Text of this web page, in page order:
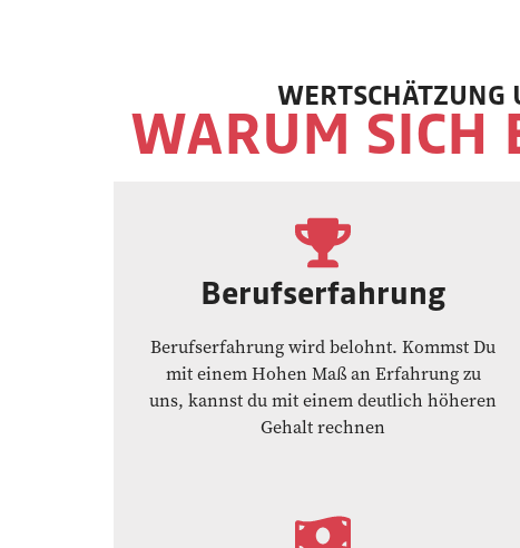
WARUM SICH
Berufserfahrung
Berufserfahrung wird belohnt. Kommst Du
mit einem Hohen Maß an Erfahrung zu
uns, kannst du mit einem deutlich höheren
Gehalt rechnen